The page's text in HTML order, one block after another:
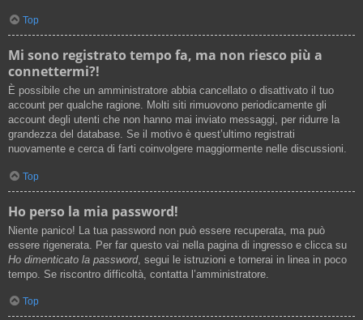
Top
Mi sono registrato tempo fa, ma non riesco più a
connettermi?!
È possibile che un amministratore abbia cancellato o disattivato il tuo
account per qualche ragione. Molti siti rimuovono periodicamente gli
account degli utenti che non hanno mai inviato messaggi, per ridurre la
grandezza del database. Se il motivo è quest’ultimo registrati
nuovamente e cerca di farti coinvolgere maggiormente nelle discussioni.
Top
Ho perso la mia password!
Niente panico! La tua password non può essere recuperata, ma può
essere rigenerata. Per far questo vai nella pagina di ingresso e clicca su
Ho dimenticato la password, segui le istruzioni e tornerai in linea in poco
tempo. Se riscontro difficoltà, contatta l’amministratore.
Top